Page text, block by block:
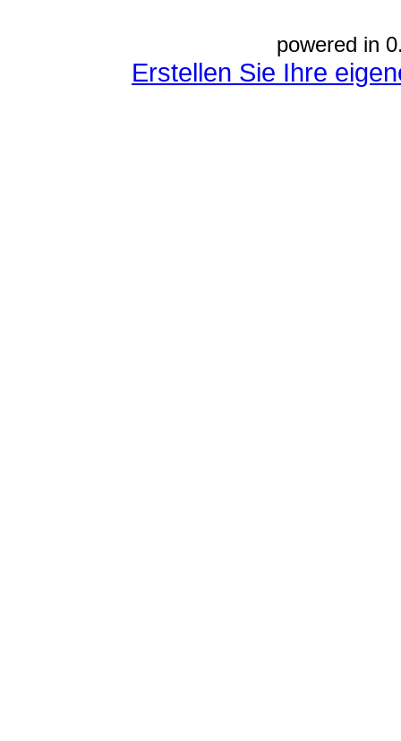
powered in
Erstellen Sie Ihre